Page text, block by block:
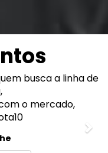
busca a linha de
o mercado,